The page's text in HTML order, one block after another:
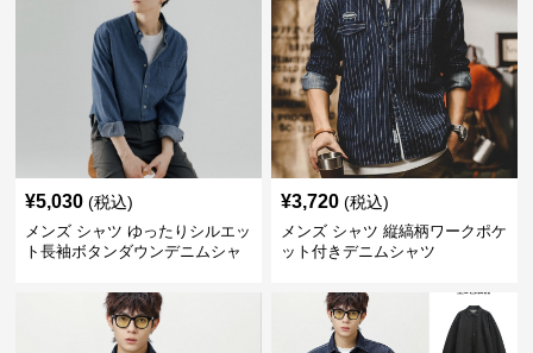
¥5,030 (税込)
メンズ シャツ ゆったりシルエッ
ト長袖ボタンダウンデニムシャ
¥3,720 (税込)
メンズ シャツ 縦縞柄ワークポケ
ット付きデニムシャツ